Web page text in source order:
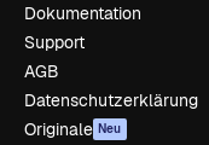
Dokumentation
Support
AGB
Datenschutzerklärung
Originale Neu